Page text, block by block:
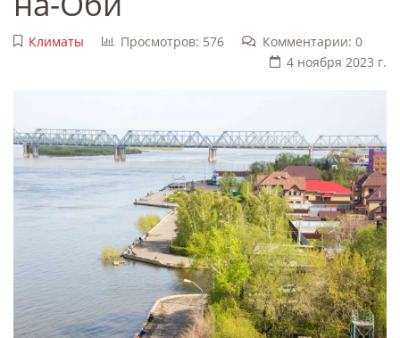
Климаты Просмотров: 576
Комментарии: 0
4 ноября 2023 г.